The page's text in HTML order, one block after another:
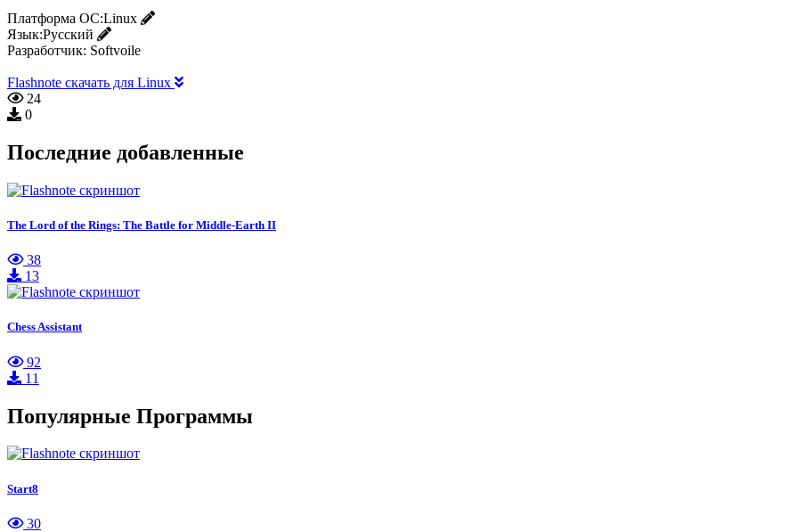
Платформа ОС:Linux
Язык:Русский
Разработчик: Softvoile
Flashnote скачать для Linux
24
0
Последние добавленные
The Lord of the Rings: The Battle for Middle-Earth II
38
13
Chess Assistant
92
11
Популярные Программы
Start8
30